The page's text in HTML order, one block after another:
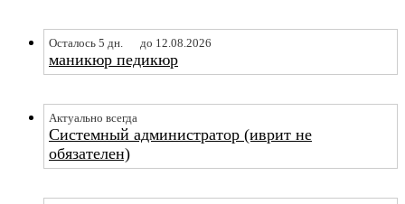
Осталось 5 дн. до 12.08.2026
маникюр педикюр
Актуально всегда
Системный администратор (иврит не
обязателен)